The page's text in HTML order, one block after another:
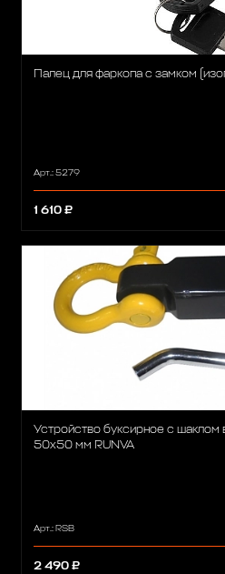
Палец для фаркопа с замком
Арт.: 5279
1 610 ₽
Устройство буксирное с шаклом
50x50 мм RUNVA
Арт.: RSB
2 490 ₽